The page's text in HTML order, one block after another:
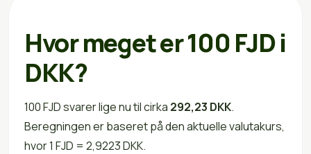
Hvor meget er 100 FJD i
DKK?
100 FJD svarer lige nu til cirka 292,23 DKK.
Beregningen er baseret på den aktuelle valutakurs,
hvor 1 FJD = 2,9223 DKK.